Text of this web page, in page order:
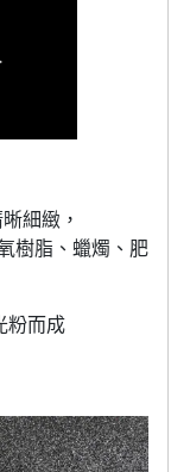
細緻，
樹脂、蠟燭、肥
粉而成